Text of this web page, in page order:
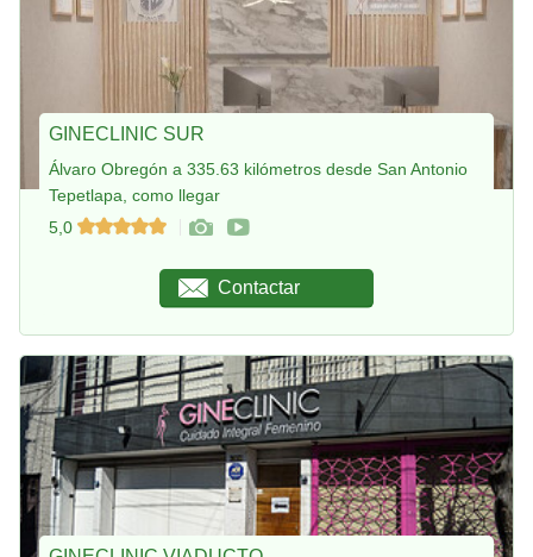
GINECLINIC SUR
Álvaro Obregón a 335.63 kilómetros desde San Antonio
Tepetlapa, como llegar
5,0
Contactar